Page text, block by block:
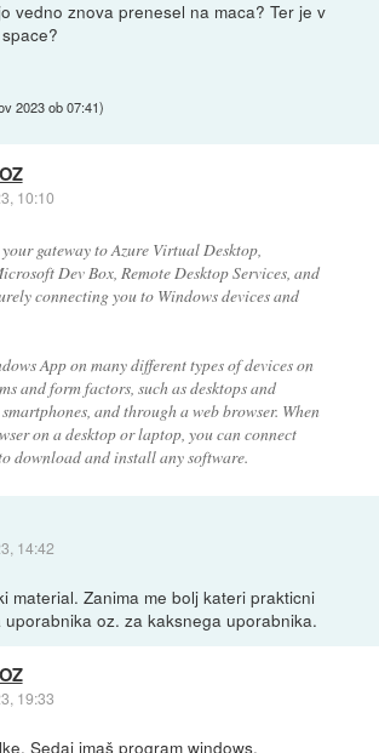
vedno znova prenesel na maca? Ter je v
2023 ob 07:41)
10:10
gateway to Azure Virtual Desktop,
Dev Box, Remote Desktop Services, and
connecting you to Windows devices and
App on many different types of devices on
and form factors, such as desktops and
and through a web browser. When
on a desktop or laptop, you can connect
download and install any software.
14:42
material. Zanima me bolj kateri prakticni
oz. za kaksnega uporabnika.
19:33
Sedaj imaš program windows.